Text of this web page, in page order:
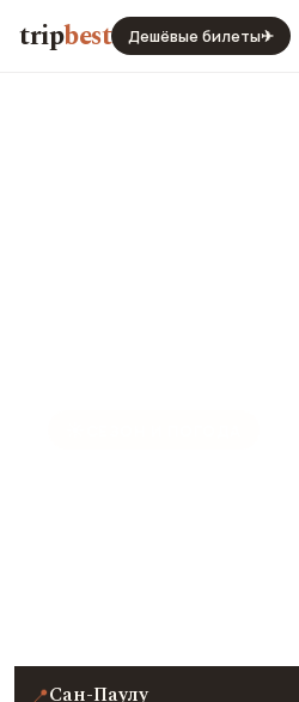
tripbest Дешёвые билеты✈
📍Сан-Паулу